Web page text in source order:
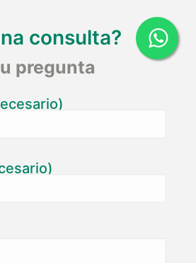
consulta?
pregunta